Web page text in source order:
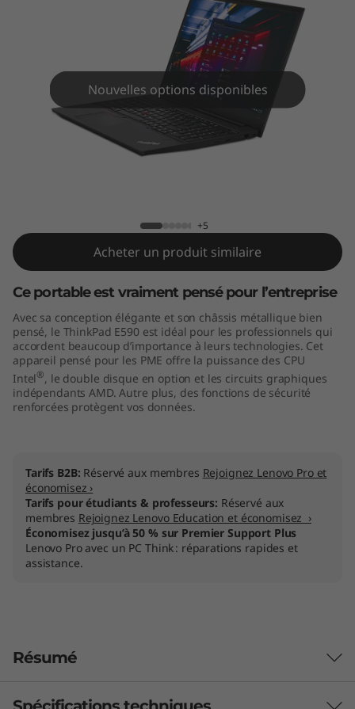
Nouvelles options disponibles
+5
Acheter un produit similaire
Ce portable est vraiment pensé pour l’entreprise
Avec sa conception élégante et son châssis métallique bien
pensé, le ThinkPad E590 est idéal pour les professionnels qui
accordent beaucoup d’importance à leurs technologies. Cet
appareil pensé pour les PME offre la puissance des CPU
Intel®, le double disque en option et les circuits graphiques
indépendants AMD. Autre plus, des fonctions de sécurité
renforcées protègent vos données.
Tarifs B2B: Réservé aux membres Rejoignez Lenovo Pro et
économisez ›
Tarifs pour étudiants & professeurs: Réservé aux
membres Rejoignez Lenovo Education et économisez ›
Économisez jusqu’à 50 % sur Premier Support Plus
Lenovo Pro avec un PC Think : réparations rapides et
assistance.
Résumé